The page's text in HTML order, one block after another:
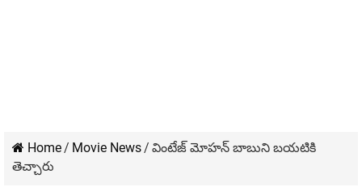
Home/ Movie News/ వింటేజ్ మోహన్ బాబుని బయటికి
తెచ్చారు